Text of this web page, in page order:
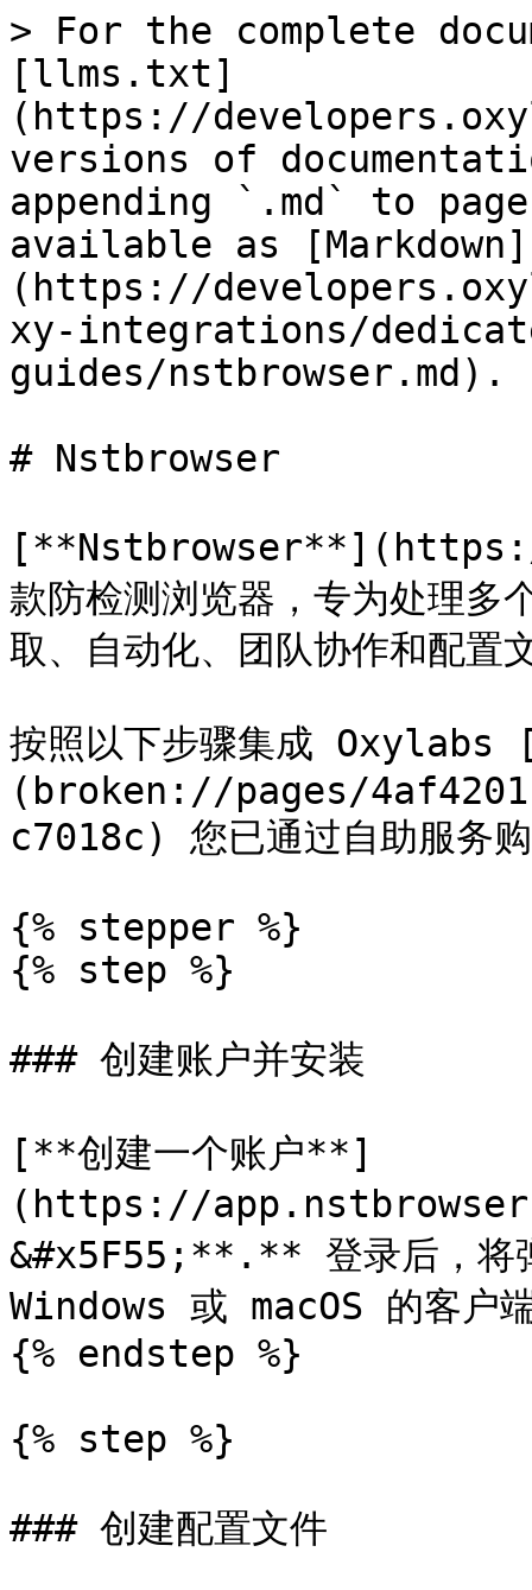
> For the complete
[llms.txt]
(https://
versions of
appending `.md` to
available as [Markdown]
(https://
xy-integrations/
guides/nstbrowser.md).
# Nstbrowser
款防检测浏览器，专为处理多
取、自动化、团队协作和配置
按照以下步骤集成
(broken://pages/
c7018c) 您已通过自助服
{% stepper %}
{% step %}
### 创建账户并安装
[**创建一个账户**]
(https://
&#x5F55;**.** 登录后，将
Windows 或 macOS 的客户
{% endstep %}
{% step %}
### 创建配置文件